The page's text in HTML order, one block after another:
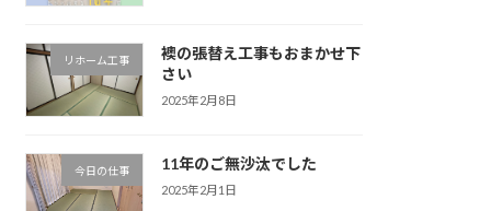
リホーム工事
襖の張替え工事もおまかせ下
さい
2025年2月8日
今日の仕事 11年のご無沙汰でした
2025年2月1日